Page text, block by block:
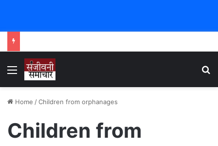
Menu
Home /Children from orphanages
Children from